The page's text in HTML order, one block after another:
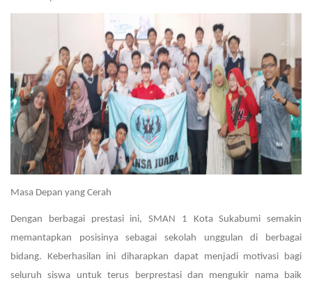
Masa Depan yang Cerah
Dengan berbagai prestasi ini, SMAN 1 Kota Sukabumi semakin
memantapkan posisinya sebagai sekolah unggulan di berbagai
bidang. Keberhasilan ini diharapkan dapat menjadi motivasi bagi
seluruh siswa untuk terus berprestasi dan mengukir nama baik